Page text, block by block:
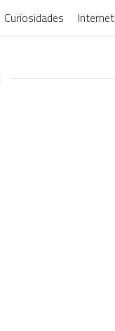
Curiosidades Internet